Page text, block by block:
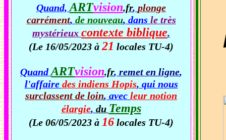
Quand, ARTvision.fr, plonge
carrément, de nouveau, dans le très
mystérieux contexte biblique.
(Le 16/05/2023 à 21 locales TU-4)
QuandARTvision.fr, remet en ligne,
l'affaire des indiens Hopis, qui nous
surclassent de loin, avec leur notion
élargie, du Temps
(Le 06/05/2023 à 16 locales TU-4)